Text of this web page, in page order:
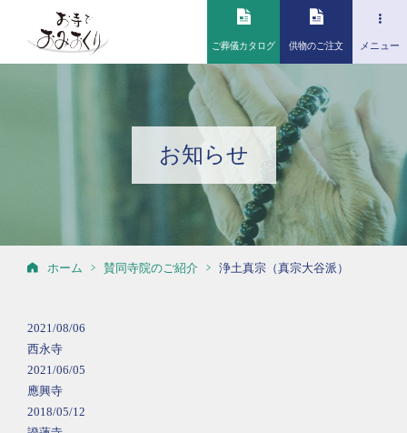
ご葬儀カタログ 供物のご注文 メニュー
お知らせ
ホーム 賛同寺院のご紹介 浄土真宗（真宗大谷派）
2021/08/06
西永寺
2021/06/05
應興寺
2018/05/12